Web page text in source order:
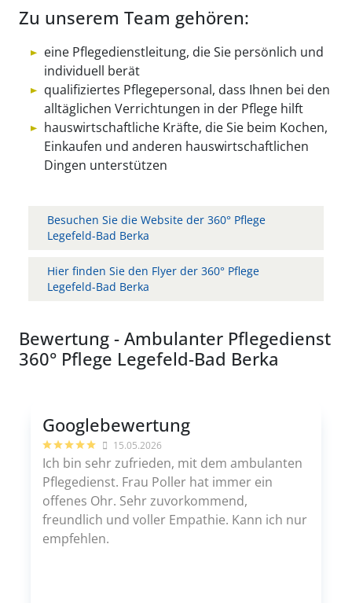
Zu unserem Team gehören:
eine Pflegedienstleitung, die Sie persönlich und
individuell berät
qualifiziertes Pflegepersonal, dass Ihnen bei den
alltäglichen Verrichtungen in der Pflege hilft
hauswirtschaftliche Kräfte, die Sie beim Kochen,
Einkaufen und anderen hauswirtschaftlichen
Dingen unterstützen
Besuchen Sie die Website der 360° Pflege
Legefeld-Bad Berka
Hier finden Sie den Flyer der 360° Pflege
Legefeld-Bad Berka
Bewertung - Ambulanter Pflegedienst
360° Pflege Legefeld-Bad Berka
Googlebewertung
15.05.2026
Ich bin sehr zufrieden, mit dem ambulanten
Pflegedienst. Frau Poller hat immer ein
offenes Ohr. Sehr zuvorkommend,
freundlich und voller Empathie. Kann ich nur
empfehlen.